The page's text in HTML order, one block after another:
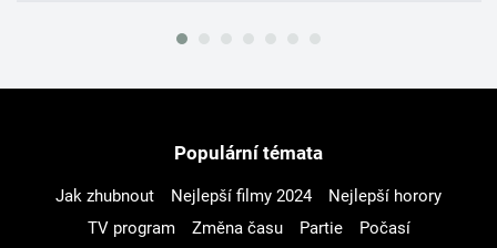
Populární témata
Jak zhubnout Nejlepší filmy 2024
Nejlepší horory
TV program
Změna času Partie
Počasí